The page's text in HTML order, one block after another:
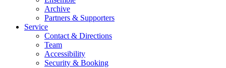
Archive
Partners & Supporters
Service
Contact & Directions
Team
Accessibility
Security & Booking